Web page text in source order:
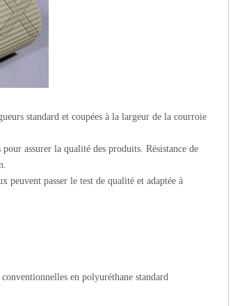
standard et coupées à la largeur de la courroie
assurer la qualité des produits. Résistance de
peuvent passer le test de qualité et adaptée à
en polyuréthane standard